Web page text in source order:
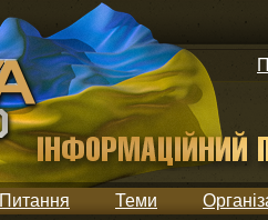
Питання Теми